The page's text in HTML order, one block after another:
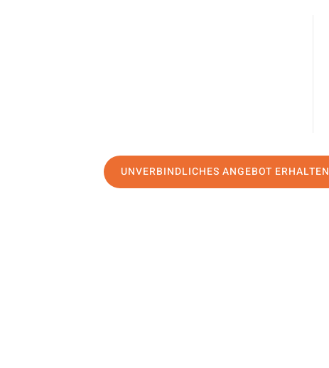
UNVERBINDLICHES ANGEBOT ERHALTEN